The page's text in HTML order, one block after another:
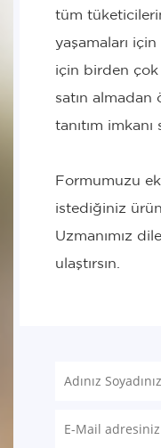
tüm
yaşamaları için
için birden çok
satın almadan
tanıtım imkanı
Formumuzu
istediğiniz
Uzmanımız
ulaştırsın.